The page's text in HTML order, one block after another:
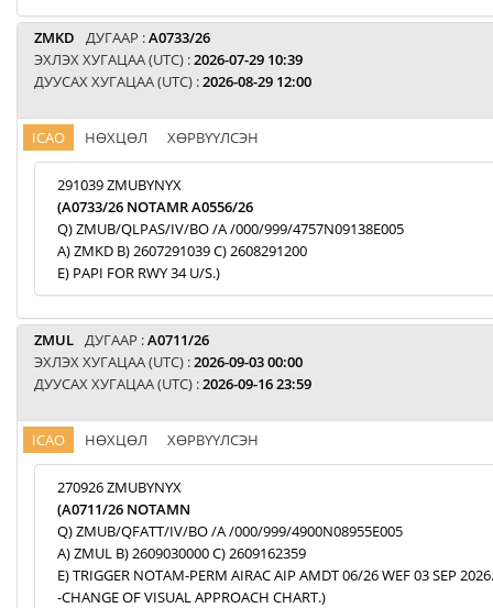
ZMKD ДУГААР :A0733/26
ЭХЛЭХ ХУГАЦАА (UTC) :2026-07-29 10:39
ДУУСАХ ХУГАЦАА (UTC) :2026-08-29 12:00
ICAO НӨХЦӨЛ ХӨРВҮҮЛСЭН
291039 ZMUBYNYX
(A0733/26 NOTAMR A0556/26
Q) ZMUB/QLPAS/IV/BO /A /000/999/4757N09138E005
A) ZMKD B) 2607291039 C) 2608291200
E) PAPI FOR RWY 34 U/S.)
ZMUL ДУГААР :A0711/26
ЭХЛЭХ ХУГАЦАА (UTC) :2026-09-03 00:00
ДУУСАХ ХУГАЦАА (UTC) :2026-09-16 23:59
ICAO НӨХЦӨЛ ХӨРВҮҮЛСЭН
270926 ZMUBYNYX
(A0711/26 NOTAMN
Q) ZMUB/QFATT/IV/BO /A /000/999/4900N08955E005
A) ZMUL B) 2609030000 C) 2609162359
E) TRIGGER NOTAM-PERM AIRAC AIP AMDT 06/26 WEF 03 SEP 2026.
-CHANGE OF VISUAL APPROACH CHART.)